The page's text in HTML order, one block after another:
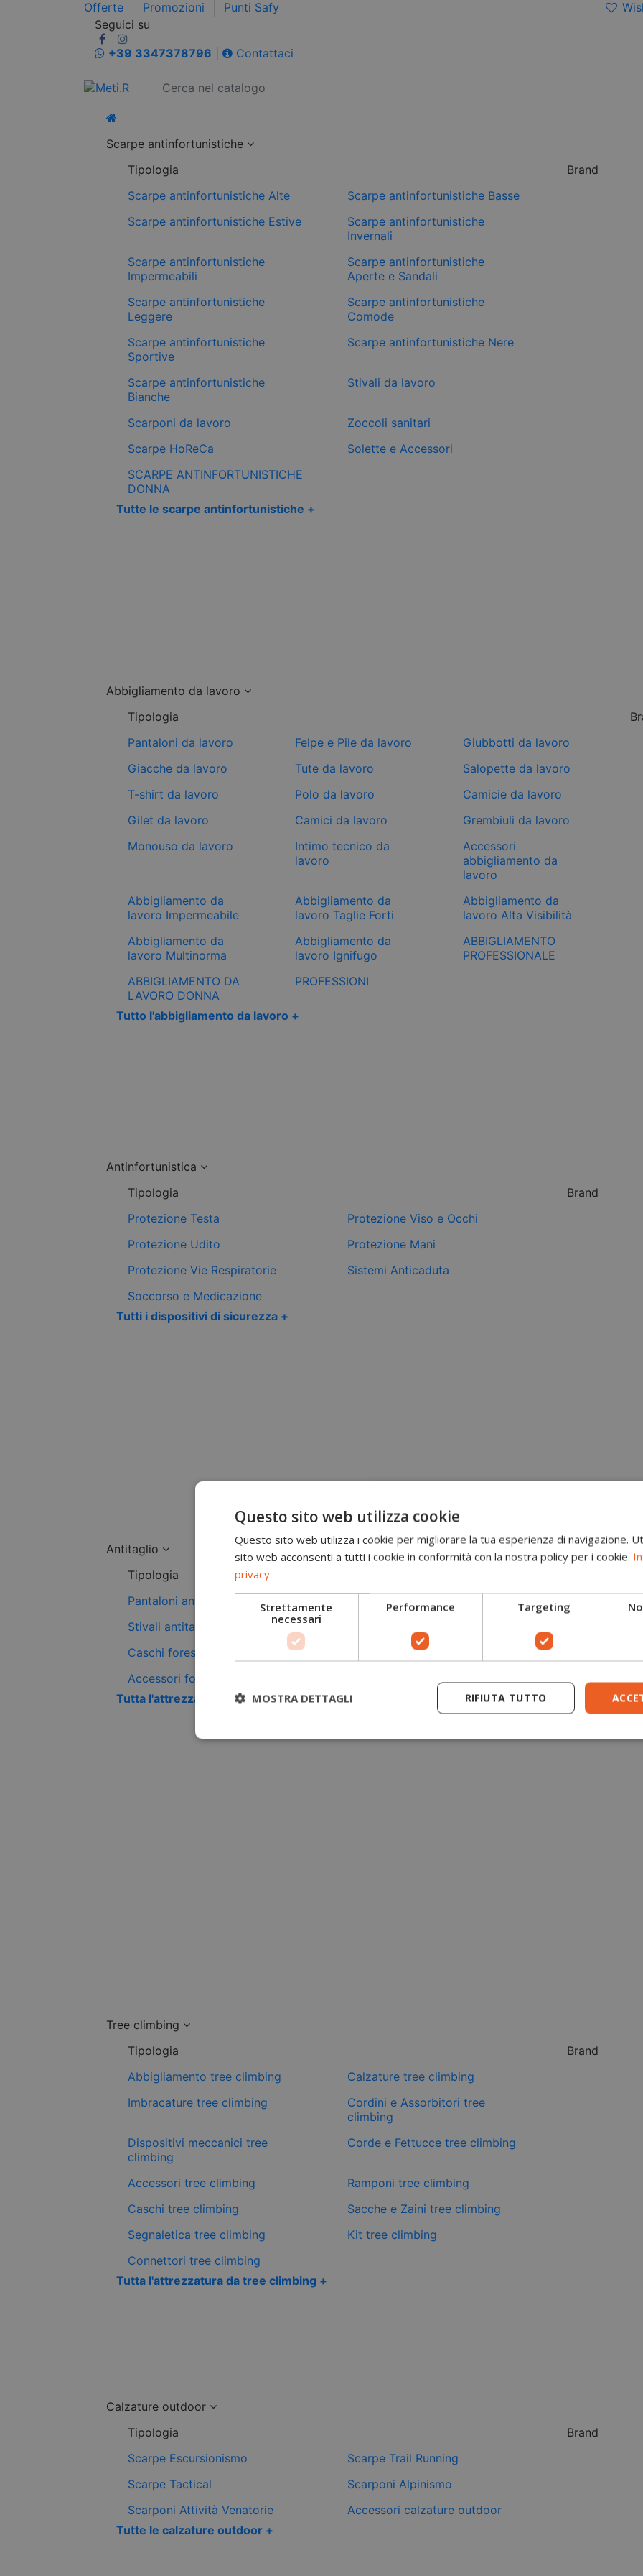
Offerte Promozioni Punti Safy
Seguici su
+39 3347378796
Contattaci
Scarpe antinfortunistiche
Tipologia
Scarpe antinfortunistiche Alte
Scarpe antinfortunistiche Basse
Scarpe antinfortunistiche Estive
Scarpe antinfortunistiche
Invernali
Scarpe antinfortunistiche
Impermeabili
Scarpe antinfortunistiche
Aperte e Sandali
Scarpe antinfortunistiche
Leggere
Scarpe antinfortunistiche
Comode
Scarpe antinfortunistiche
Sportive
Scarpe antinfortunistiche Nere
Scarpe antinfortunistiche
Bianche
Stivali da lavoro
Scarponi da lavoro
Zoccoli sanitari
Scarpe HoReCa
Solette e Accessori
SCARPE ANTINFORTUNISTICHE
DONNA
Tutte le scarpe antinfortunistiche +
Brand
Abbigliamento da lavoro
Tipologia
Pantaloni da lavoro
Felpe e Pile da lavoro
Giubbotti da lavoro
Giacche da lavoro
Tute da lavoro
Salopette da lavoro
T-shirt da lavoro
Polo da lavoro
Camicie da lavoro
Gilet da lavoro
Camici da lavoro
Grembiuli da lavoro
Monouso da lavoro
Intimo tecnico da
lavoro
Accessori
abbigliamento da
lavoro
Abbigliamento da
lavoro Impermeabile
Abbigliamento da
lavoro Taglie Forti
Abbigliamento da
lavoro Alta Visibilità
Abbigliamento da
lavoro Multinorma
Abbigliamento da
lavoro Ignifugo
ABBIGLIAMENTO
PROFESSIONALE
ABBIGLIAMENTO DA
LAVORO DONNA
PROFESSIONI
Tutto l'abbigliamento da lavoro +
Antinfortunistica
Tipologia
Protezione Testa
Protezione Viso e Occhi
Protezione Udito
Protezione Mani
Protezione Vie Respiratorie
Sistemi Anticaduta
Soccorso e Medicazione
Tutti i dispositivi di sicurezza +
Brand
Antitaglio
Tipologia
Pantaloni antitaglio
Scarponi antitaglio
Stivali antitaglio
Caschi forestali
Giacche forestali
Accessori forestali
Tutta l'attrezzatura antitaglio +
Tree climbing
Tipologia
Abbigliamento tree climbing
Calzature tree climbing
Imbracature tree climbing
Cordini e Assorbitori tree
climbing
Dispositivi meccanici tree
climbing
Corde e Fettucce tree climbing
Accessori tree climbing
Ramponi tree climbing
Caschi tree climbing
Sacche e Zaini tree climbing
Segnaletica tree climbing
Kit tree climbing
Connettori tree climbing
Tutta l'attrezzatura da tree climbing +
Brand
Calzature outdoor
Tipologia
Scarpe Escursionismo
Scarpe Trail Running
Scarpe Tactical
Scarponi Alpinismo
Scarponi Attività Venatorie
Accessori calzature outdoor
Tutte le calzature outdoor +
Brand
Questo sito web utilizza cookie
Questo sito web utilizza i cookie per migliorare la tua esperienza di navigazione.
sito web acconsenti a tutti i cookie in conformità con la nostra policy per i cookie.
privacy
Strettamente
necessari
Performance Targeting
RIFIUTA TUTTO
MOSTRA DETTAGLI